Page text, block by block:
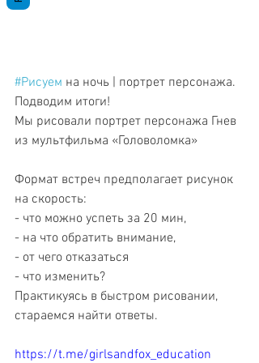
#Рисуем на ночь | портрет персонажа.
Подводим итоги!
Мы рисовали портрет персонажа Гнев
из мультфильма «Головоломка»
Формат встреч предполагает рисунок
на скорость:
- что можно успеть за 20 мин,
- на что обратить внимание,
- от чего отказаться
- что изменить?
Практикуясь в быстром рисовании,
стараемся найти ответы.
https://t.me/girlsandfox_education